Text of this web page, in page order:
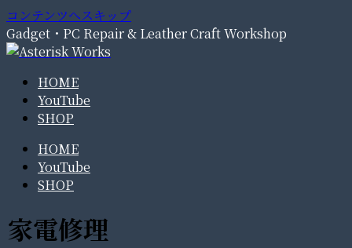
コンテンツへスキップ
Gadget・PC Repair & Leather Craft Workshop
HOME
YouTube
SHOP
HOME
YouTube
SHOP
家電修理